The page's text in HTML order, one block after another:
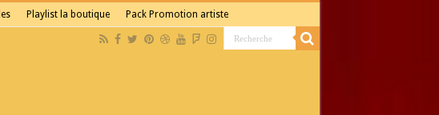
Playlist la boutique Pack Promotion artiste